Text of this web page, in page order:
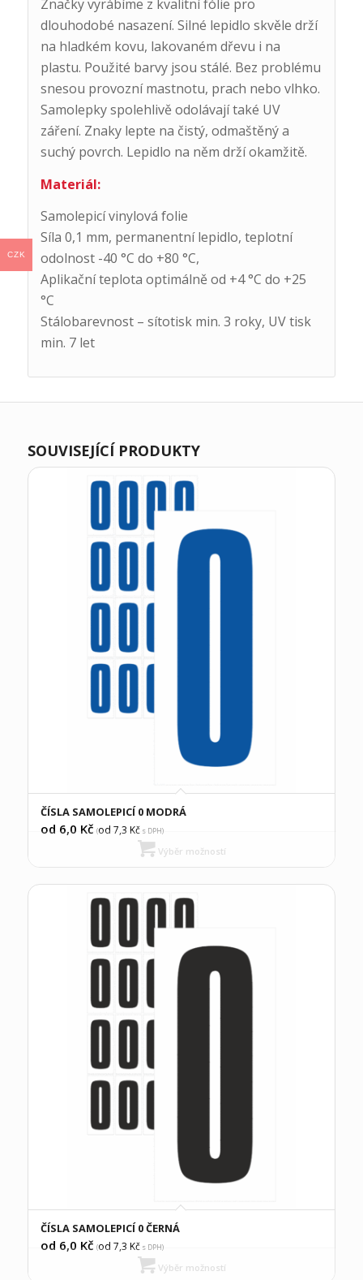
Značky vyrábíme z kvalitní fólie pro
dlouhodobé nasazení. Silné lepidlo skvěle drží
na hladkém kovu, lakovaném dřevu i na
plastu. Použité barvy jsou stálé. Bez problému
snesou provozní mastnotu, prach nebo vlhko.
Samolepky spolehlivě odolávají také UV
záření. Znaky lepte na čistý, odmaštěný a
suchý povrch. Lepidlo na něm drží okamžitě.
Materiál:
Samolepicí vinylová folie
Síla 0,1 mm, permanentní lepidlo, teplotní
odolnost -40 °C do +80 °C,
Aplikační teplota optimálně od +4 °C do +25
°C
Stálobarevnost – sítotisk min. 3 roky, UV tisk
min. 7 let
SOUVISEJÍCÍ PRODUKTY
ČÍSLA SAMOLEPICÍ 0 MODRÁ
od 6,0 Kč (od 7,3 Kčs DPH)
Výběr možností
ČÍSLA SAMOLEPICÍ 0 ČERNÁ
od 6,0 Kč (od 7,3 Kčs DPH)
Výběr možností
CZK